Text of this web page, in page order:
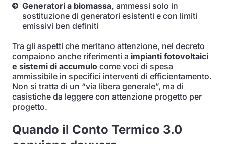
Generatori a biomassa, ammessi solo in
sostituzione di generatori esistenti e con limiti
emissivi ben definiti
Tra gli aspetti che meritano attenzione, nel decreto
compaiono anche riferimenti a impianti fotovoltaici
e sistemi di accumulo come voci di spesa
ammissibile in specifici interventi di efficientamento.
Non si tratta di un “via libera generale”, ma di
casistiche da leggere con attenzione progetto per
progetto.
Quando il Conto Termico 3.0